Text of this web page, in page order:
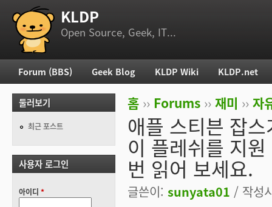
부 메뉴 KLDP
Open Source, Geek, IT...
현재 위치
홈 ›› Forums ›› 재미 ›› 자
애플 스티븐 잡
이 플레쉬를 지
번 읽어 보세요.
글쓴이: sunyata01 / 작성
주 메뉴
Forum (BBS) Geek Blog KLDP Wiki KLDP.net
둘러보기
최근 포스트
사용자 로그인
아이디 *